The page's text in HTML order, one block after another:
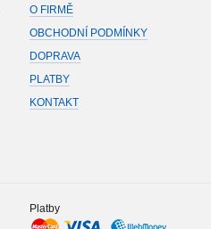
O FIRMĚ
OBCHODNÍ PODMÍNKY
DOPRAVA
PLATBY
KONTAKT
Platby